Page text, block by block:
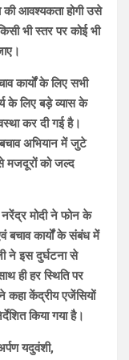
आवश्यकता होगी उसे
भी स्तर पर कोई भी
कार्यों के लिए सभी
के लिए बड़े व्यास के
कर दी गई है।
अभियान में जुटे
को जल्द
नरेंद्र मोदी ने फोन के
बचाव कार्यों के संबंध में
ने इस दुर्घटना से
ही हर स्थिति पर
कहा केंद्रीय एजेंसियों
किया गया है।
यदुवंशी,